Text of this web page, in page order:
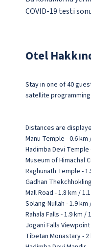
COVID-19 testi
Otel
Stay in one of 40
satellite
Distances are
Manu Temple - 0.6 km
Hadimba Devi Temple
Museum of Himachal
Raghunath Temple -
Gadhan
Mall Road - 1.8 km /
Solang-Nullah - 1.9 km
Rahala Falls - 1.9 km /
Jogani Falls
Tibetan Monastary - 2